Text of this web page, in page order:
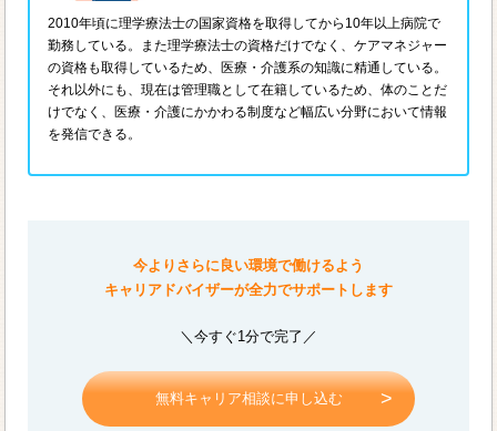
2010年頃に理学療法士の国家資格を取得してから10年以上病院で
勤務している。また理学療法士の資格だけでなく、ケアマネジャー
の資格も取得しているため、医療・介護系の知識に精通している。
それ以外にも、現在は管理職として在籍しているため、体のことだ
けでなく、医療・介護にかかわる制度など幅広い分野において情報
を発信できる。
今よりさらに良い環境で働けるよう
キャリアドバイザーが全力でサポートします
＼今すぐ1分で完了／
無料キャリア相談に申し込む